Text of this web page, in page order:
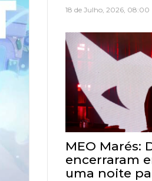
18 de Julho, 2026, 08:00
MEO Marés:
encerraram
uma noite